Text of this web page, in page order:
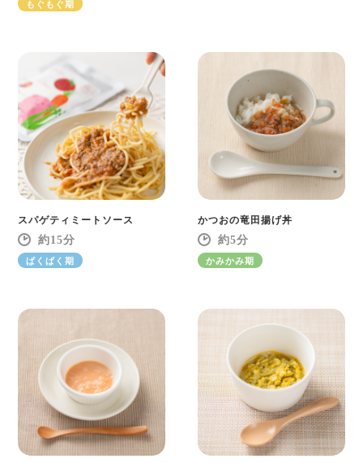
もぐもぐ期
スパゲティミートソース
15
ぱくぱく期
かつおの竜田揚げ丼
5
かみかみ期